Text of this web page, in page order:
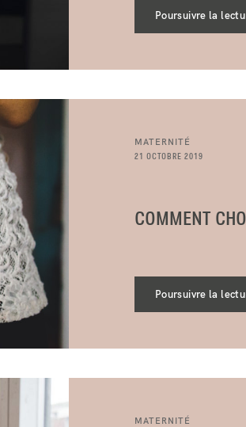
Poursuivre la
MATERNITÉ
21 OCTOBRE 2019
COMMENT
Poursuivre la
MATERNITÉ